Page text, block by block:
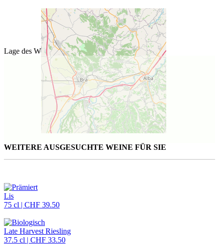
Lage des Weinguts
WEITERE AUSGESUCHTE WEINE FÜR SIE
Lis
75 cl | CHF 39.50
Late Harvest Riesling
37.5 cl | CHF 33.50